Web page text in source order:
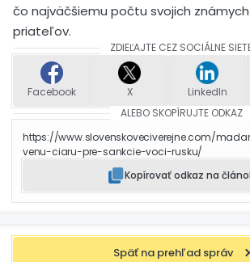
čo najväčšiemu počtu svojich
priateľov.
ZDIEĽAJTE CEZ SOCIÁLNE
Facebook X LinkedIn
ALEBO SKOPÍRUJTE ODKAZ
https://www.slovenskoveciverejne.com/
venu-ciaru-pre-sankcie-voci-rusku/
Kopírovať odkaz na
Späť na prehľad správ